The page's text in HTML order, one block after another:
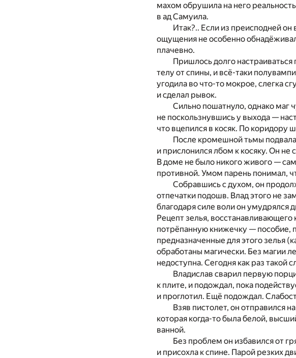
махом обрушила на него
в ад Самуила.
Итак?.. Если из преисподней он
ощущения не особенно
плачевно.
Пришлось долго
телу от спины, и всё-таки
угодила во что-то мокрое, слегка
и сделал рывок.
Сильно пошатнуло, однако маг
не поскользнувшись у выхода —
что вцепился в косяк. По коридору
После кромешной тьмы
и прислонился лбом к косяку. Он
В доме не было никого живого —
противной. Умом парень понимал,
Собравшись с духом, он
отпечатки подошв. Влад этого не
благодаря силе воли он умудрялся
Рецепт зелья,
потрёпанную книжечку — пособие,
предназначенные для этого зелья
обработаны магически. Без магии
недоступна. Сегодня как раз такой
Владислав сварил первую
к плите, и подождал, пока
и проглотил. Ещё подождал.
Взяв пистолет, он отправился
которая когда-то была белой,
ванной.
Без проблем он избавился от
и присохла к спине. Парой резких